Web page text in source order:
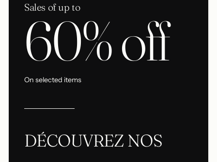
Sales of up to
60% off
On selected items
DÉCOUVREZ NOS